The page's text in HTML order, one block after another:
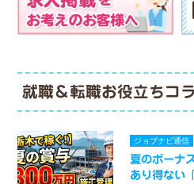
就職＆転職お役立ちコ
ジョブナビ通信
夏のボーナ
あり得ない